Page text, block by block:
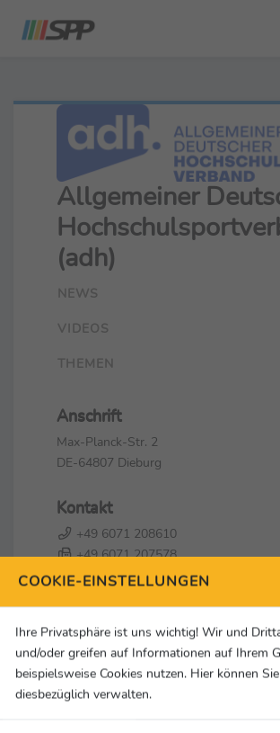
Allgemeiner
(adh)
NEWS
VIDEOS
THEMEN
Anschrift
Max-Planck-Str. 2
DE-64807 Dieburg
Kontakt
+49 6071 208610
+49 6071 207578
adh@adh.de
COOKIE-EINSTELLUNGEN
Ihre Privatsphäre ist uns wichtig! Wir und
und/oder greifen auf Informationen auf Ihrem
beispielsweise Cookies nutzen. Hier können
diesbezüglich verwalten.